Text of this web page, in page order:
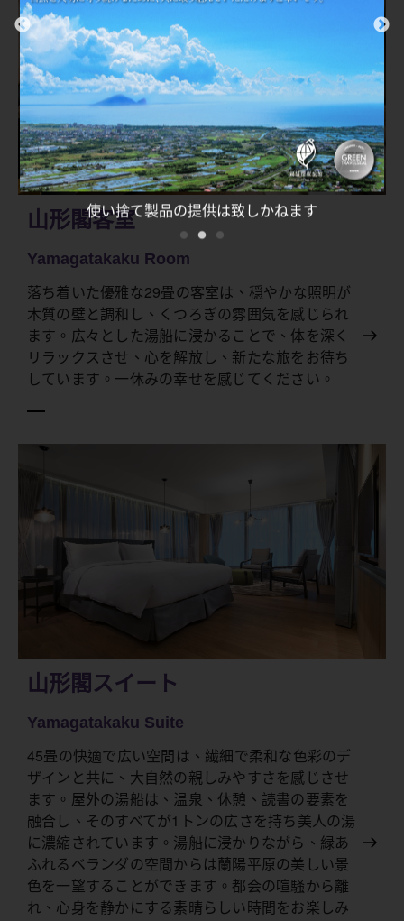
山形閣客室
Yamagatakaku Room
落ち着いた優雅な29畳の客室は、穏やかな照明が
木質の壁と調和し、くつろぎの雰囲気を感じられ
ます。広々とした湯船に浸かることで、体を深く
リラックスさせ、心を解放し、新たな旅をお待ち
しています。一休みの幸せを感じてください。
山形閣スイート
Yamagatakaku Suite
45畳の快適で広い空間は、繊細で柔和な色彩のデ
ザインと共に、大自然の親しみやすさを感じさせ
ます。屋外の湯船は、温泉、休憩、読書の要素を
融合し、そのすべてが1トンの広さを持ち美人の湯
に濃縮されています。湯船に浸かりながら、緑あ
ふれるベランダの空間からは蘭陽平原の美しい景
色を一望することができます。都会の喧騒から離
れ、心身を静かにする素晴らしい時間をお楽しみ
山形閣はDinogo.comと提携しておりません